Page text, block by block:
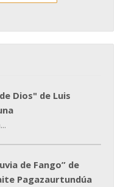
Dios" de Luis
de Fango” de
Pagazaurtundúa